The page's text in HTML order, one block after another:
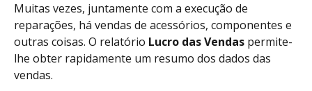
Muitas vezes, juntamente com a execução de
reparações, há vendas de acessórios, componentes e
outras coisas. O relatório Lucro das Vendas permite-
lhe obter rapidamente um resumo dos dados das
vendas.